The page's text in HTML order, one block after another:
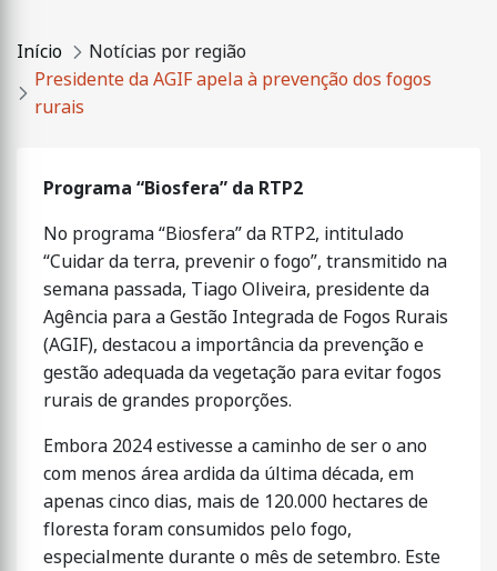
Início
Notícias por região
Presidente da AGIF apela à prevenção dos fogos
rurais
Programa “Biosfera” da RTP2
No programa “Biosfera” da RTP2, intitulado
“Cuidar da terra, prevenir o fogo”, transmitido na
semana passada, Tiago Oliveira, presidente da
Agência para a Gestão Integrada de Fogos Rurais
(AGIF), destacou a importância da prevenção e
gestão adequada da vegetação para evitar fogos
rurais de grandes proporções.
Embora 2024 estivesse a caminho de ser o ano
com menos área ardida da última década, em
apenas cinco dias, mais de 120.000 hectares de
floresta foram consumidos pelo fogo,
especialmente durante o mês de setembro. Este